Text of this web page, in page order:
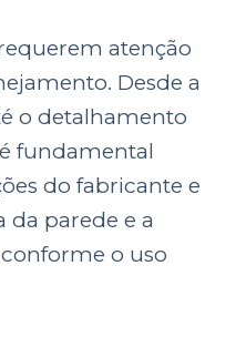
atenção
Desde a
o detalhamento
fundamental
do fabricante e
da parede e a
o uso